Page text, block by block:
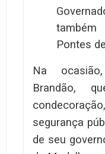
também
Pontes
Na
Brandão,
segurança
de seu